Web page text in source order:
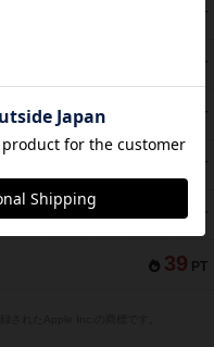
PT
PT
PT
PT
44 PT
39 PT